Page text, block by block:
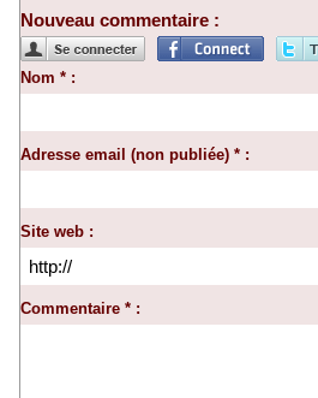
Nouveau commentaire :
Nom * :
Adresse email (non publiée) * :
Site web :
Commentaire * :